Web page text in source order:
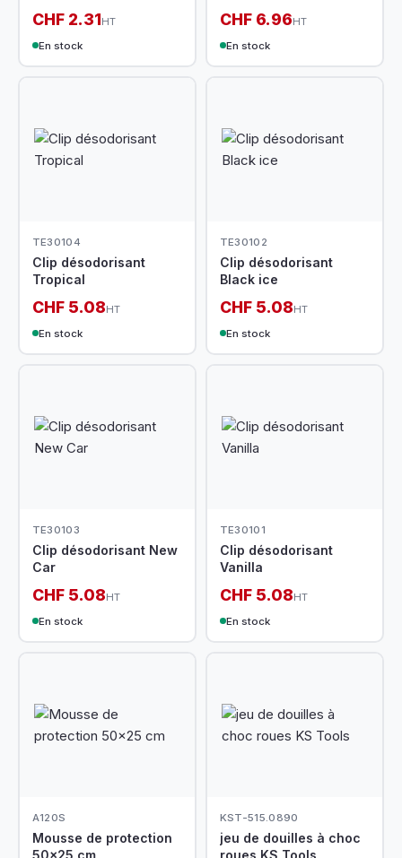
CHF 2.31HT
En stock
CHF 6.96HT
En stock
TE30104
Clip désodorisant
Tropical
CHF 5.08HT
En stock
TE30102
Clip désodorisant
Black ice
CHF 5.08HT
En stock
TE30103
Clip désodorisant New
Car
CHF 5.08HT
En stock
TE30101
Clip désodorisant
Vanilla
CHF 5.08HT
En stock
A120S
Mousse de protection
50x25 cm
KST-515.0890
jeu de douilles à choc
roues KS Tools